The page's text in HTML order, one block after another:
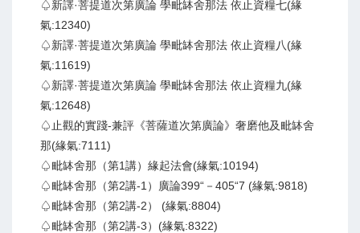
♤新譯·菩提道次第廣論 學毗缽舍那法 依止資糧七(緣
氣:12340)
♤新譯·菩提道次第廣論 學毗缽舍那法 依止資糧八(緣
氣:11619)
♤新譯·菩提道次第廣論 學毗缽舍那法 依止資糧九(緣
氣:12648)
♤止觀的實踐-兼評《菩薩道次第廣論》奢磨他及毗缽舍
那(緣氣:7111)
♤毗缽舍那（第1講）緣起法會(緣氣:10194)
♤毗缽舍那（第2講-1）廣論399“－405“7 (緣氣:9818)
♤毗缽舍那（第2講-2） (緣氣:8804)
♤毗缽舍那（第2講-3）(緣氣:8322)